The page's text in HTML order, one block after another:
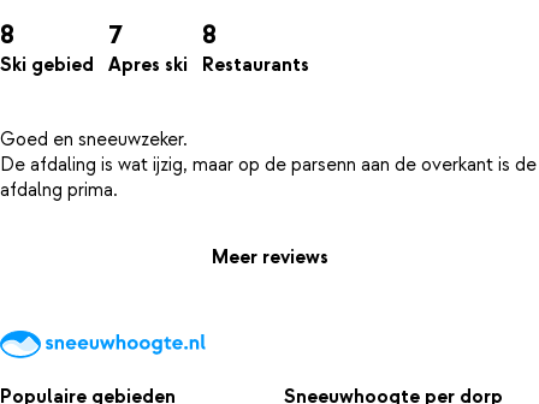
8
Ski gebied
7
Apres ski
8
Restaurants
Goed en sneeuwzeker.
De afdaling is wat ijzig, maar op de parsenn aan de overkant is de
Meer reviews
Populaire gebieden Sneeuwhoogte per dorp